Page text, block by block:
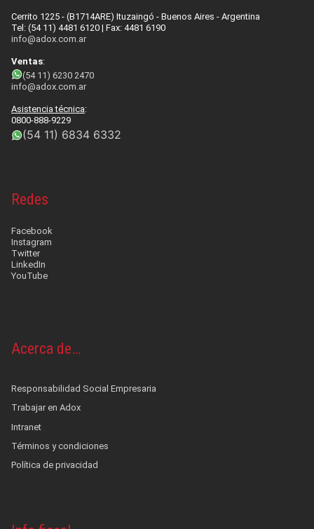
Cerrito 1225 - (B1714ARE) Ituzaingó - Buenos Aires - Argentina
Tel: (54 11) 4481 6120 | Fax: 4481 6190
info@adox.com.ar
Ventas:
(54 11) 6230 2470
info@adox.com.ar
Asistencia técnica:
0800-888-9229
(54 11) 6834 6332
Redes
Facebook
Instagram
Twitter
LinkedIn
YouTube
Acerca de…
Responsabilidad Social Empresaria
Trabajar en Adox
Intranet
Términos y condiciones
Política de privacidad